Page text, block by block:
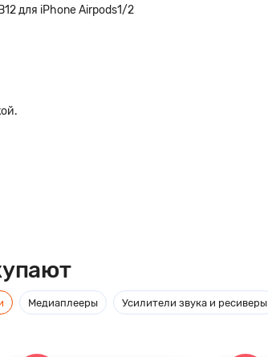
для iPhone Airpods1/2
Медиаплееры Усилители звука и ресиверы